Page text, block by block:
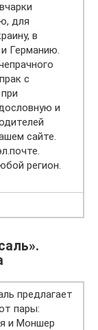
для
в
Германию.
с
и
сайте.
регион.
предлагает
пары:
и Моншер